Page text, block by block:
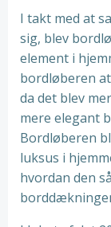
I takt med at
sig, blev
element i
bordløberen
da det blev
mere elegant
Bordløberen
luksus i
hvordan den